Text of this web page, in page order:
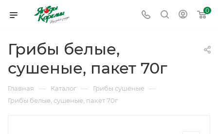
0
Грибы белые,
сушеные, пакет 70г
Главная — Каталог — Грибы сушёные —
Грибы белые, сушеные, пакет 70г